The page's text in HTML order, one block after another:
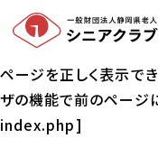
ページを正しく表示で
ザの機能で前のページ
index.php]